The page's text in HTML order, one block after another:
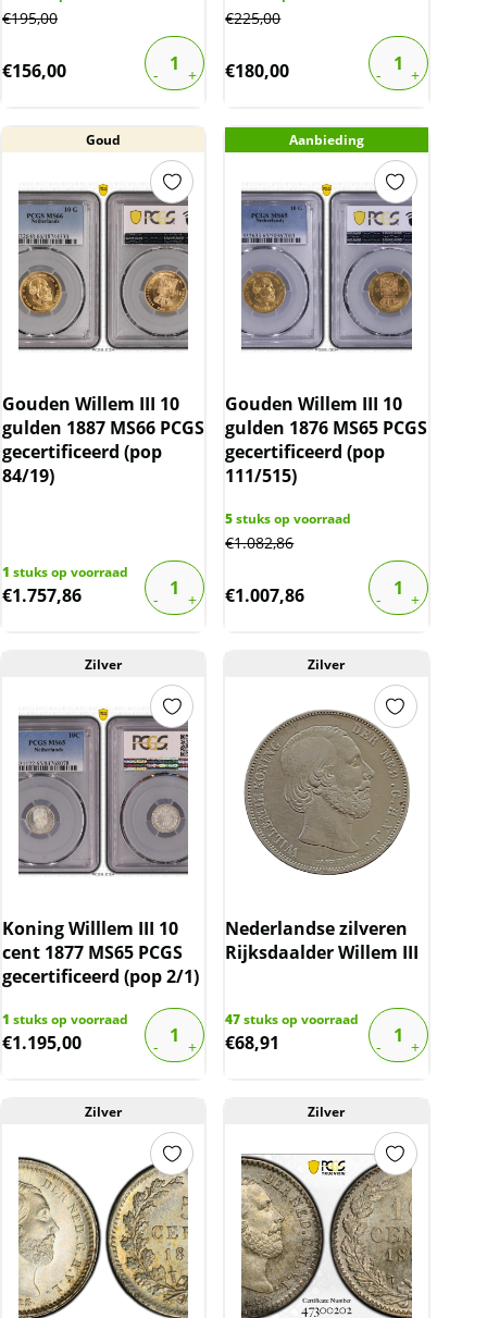
€195,00
€156,00
€225,00
€180,00
Goud
Gouden Willem III 10
gulden 1887 MS66 PCGS
gecertificeerd (pop
84/19)
1 stuks op voorraad
€1.757,86
Aanbieding
Gouden Willem III 10
gulden 1876 MS65 PCGS
gecertificeerd (pop
111/515)
5stuks op voorraad
€1.082,86
€1.007,86
Zilver
Koning Willlem III 10
cent 1877 MS65 PCGS
gecertificeerd (pop 2/1)
1 stuks op voorraad
€1.195,00
Zilver
Nederlandse zilveren
Rijksdaalder Willem III
47stuks op voorraad
€68,91
Zilver Zilver